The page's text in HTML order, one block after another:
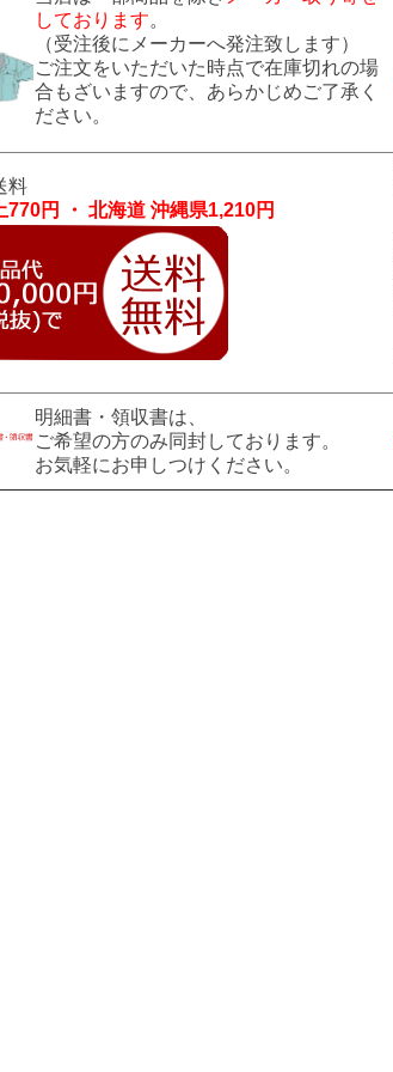
しております。
（受注後にメーカーへ発注致します）
ご注文をいただいた時点で在庫切れの場
合もざいますので、あらかじめご了承く
ださい。
料
770円 ・ 北海道 沖縄県1,210円
明細書・領収書は、
ご希望の方のみ同封しております。
お気軽にお申しつけください。